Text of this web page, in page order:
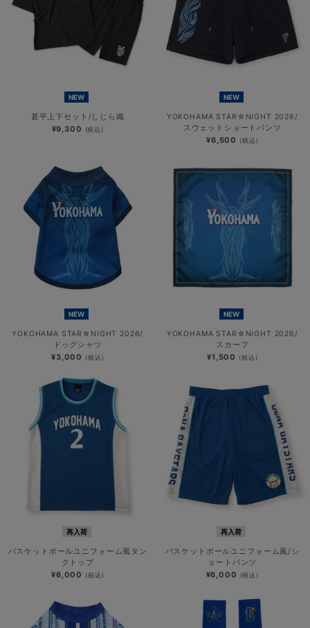
NEW
甚平上下セット/しじら織
¥9,300 (税込)
NEW
YOKOHAMA STAR☆NIGHT 2026/
スウェットショートパンツ
¥6,500 (税込)
NEW
YOKOHAMA STAR☆NIGHT 2026/
ドッグシャツ
¥3,000 (税込)
NEW
YOKOHAMA STAR☆NIGHT 2026/
スカーフ
¥1,500 (税込)
再入荷
バスケットボールユニフォーム風タン
クトップ
¥6,000 (税込)
再入荷
バスケットボールユニフォーム風/シ
ョートパンツ
¥6,000 (税込)